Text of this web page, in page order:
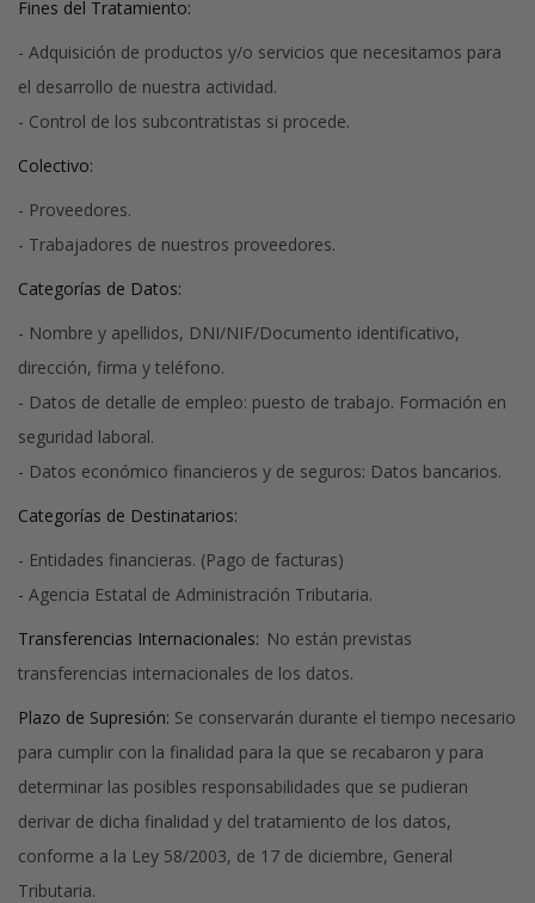
Fines del Tratamiento:
- Adquisición de productos y/o servicios que necesitamos para
el desarrollo de nuestra actividad.
- Control de los subcontratistas si procede.
Colectivo:
- Proveedores.
- Trabajadores de nuestros proveedores.
Categorías de Datos:
- Nombre y apellidos, DNI/NIF/Documento identificativo,
dirección, firma y teléfono.
- Datos de detalle de empleo: puesto de trabajo. Formación en
seguridad laboral.
- Datos económico financieros y de seguros: Datos bancarios.
Categorías de Destinatarios:
- Entidades financieras. (Pago de facturas)
- Agencia Estatal de Administración Tributaria.
Transferencias Internacionales: No están previstas
transferencias internacionales de los datos.
Plazo de Supresión: Se conservarán durante el tiempo necesario
para cumplir con la finalidad para la que se recabaron y para
determinar las posibles responsabilidades que se pudieran
derivar de dicha finalidad y del tratamiento de los datos,
conforme a la Ley 58/2003, de 17 de diciembre, General
Tributaria.